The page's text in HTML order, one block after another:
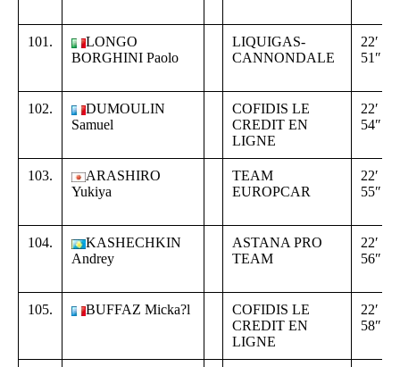
101.
LONGO
BORGHINI Paolo
LIQUIGAS-
CANNONDALE
22′
51″
102.
DUMOULIN
Samuel
COFIDIS LE
CREDIT EN
LIGNE
22′
54″
103.
ARASHIRO
Yukiya
TEAM
EUROPCAR
22′
55″
104.
KASHECHKIN
Andrey
ASTANA PRO
TEAM
22′
56″
105. BUFFAZ Micka?l
COFIDIS LE
CREDIT EN
LIGNE
22′
58″